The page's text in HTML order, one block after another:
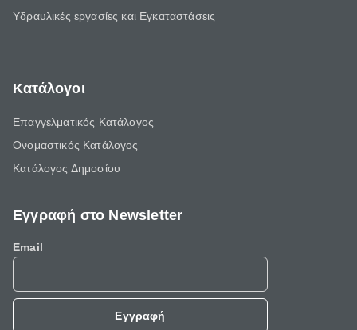
Υδραυλικές εργασίες και Εγκαταστάσεις
Κατάλογοι
Επαγγελματικός Κατάλογος
Ονομαστικός Κατάλογος
Κατάλογος Δημοσίου
Εγγραφή στο Newsletter
Email
Εγγραφή